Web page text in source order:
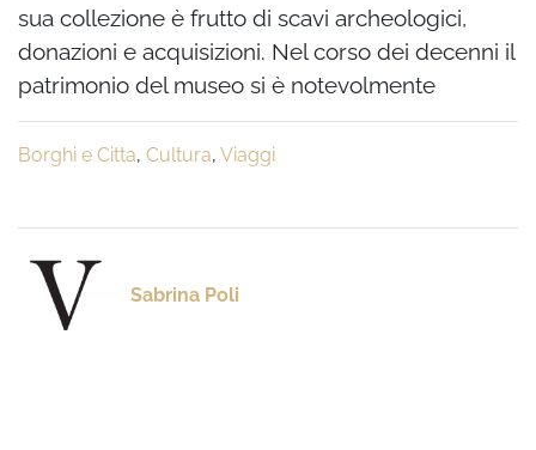
sua collezione è frutto di scavi archeologici,
donazioni e acquisizioni. Nel corso dei decenni il
patrimonio del museo si è notevolmente
Borghi e Citta, Cultura, Viaggi
Sabrina Poli